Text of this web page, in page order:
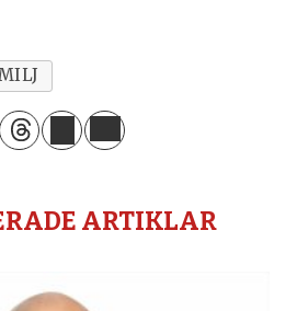
ARTIKLAR